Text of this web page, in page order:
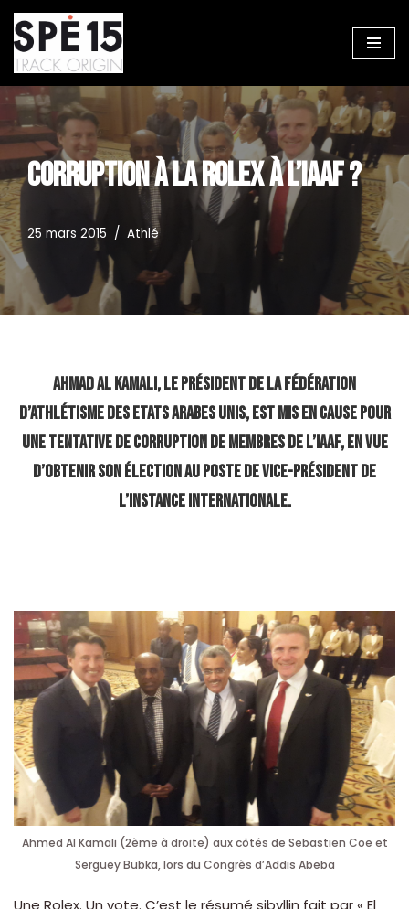
Aller
au
contenu
CORRUPTION À LA ROLEX À L’IAAF ?
25 mars 2015 Athlé
Ahmad Al Kamali, le président de la Fédération
d’athlétisme des Etats Arabes Unis, est mis en cause pour
une tentative de corruption de membres de l’IAAF, en vue
d’obtenir son élection au poste de vice-président de
l’instance internationale.
Ahmed Al Kamali (2ème à droite) aux côtés de Sebastien Coe et
Serguey Bubka, lors du Congrès d’Addis Abeba
Une Rolex. Un vote. C’est le résumé sibyllin fait par « El